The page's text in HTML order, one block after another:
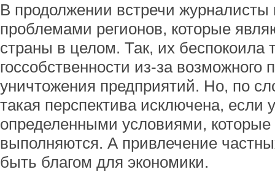
В продолжении встречи журналисты
проблемами регионов, которые
страны в целом. Так, их беспокоила
госсобственности из-за возможного
уничтожения предприятий. Но, по
такая перспектива исключена, если
определенными условиями,
выполняются. А привлечение
быть благом для экономики.